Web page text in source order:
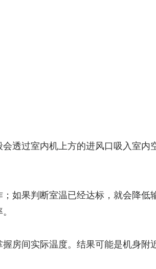
透过室内机上方的进风口吸入室
如果判断室温已经达标，就会降低
房间实际温度。结果可能是机身附